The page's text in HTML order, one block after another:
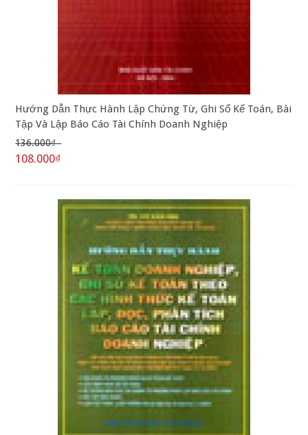
Hướng Dẫn Thực Hành Lập Chứng Từ, Ghi Sổ Kế Toán, Bài
Tập Và Lập Báo Cáo Tài Chính Doanh Nghiệp
136.000₫
108.000₫